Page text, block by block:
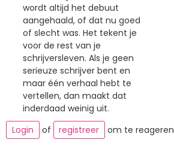
wordt altijd het debuut
aangehaald, of dat nu goed
of slecht was. Het tekent je
voor de rest van je
schrijversleven. Als je geen
serieuze schrijver bent en
maar één verhaal hebt te
vertellen, dan maakt dat
inderdaad weinig uit.
Login
of registreer om te reageren